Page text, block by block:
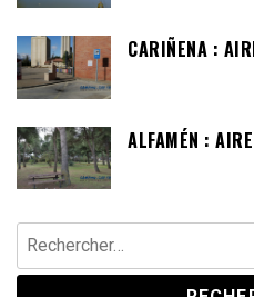
CARIÑENA :
ALFAMÉN :
Rechercher :